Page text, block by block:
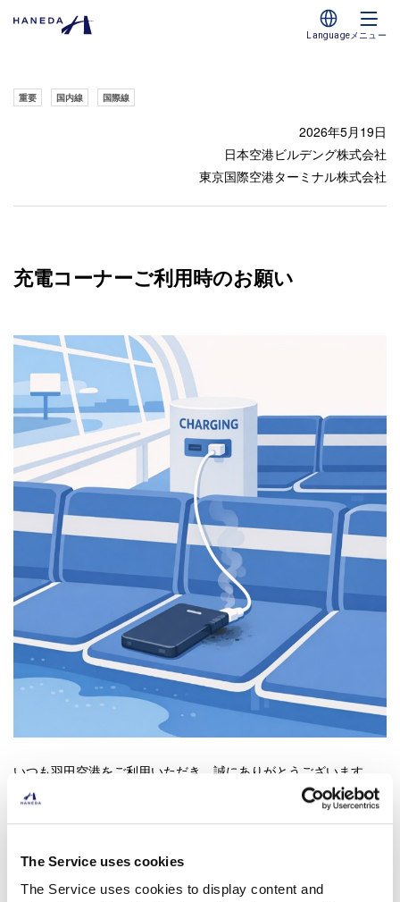
The Service uses cookies
The Service uses cookies to display content and
Language メニュー
重要 国内線 国際線
2026年5月19日
日本空港ビルデング株式会社
東京国際空港ターミナル株式会社
充電コーナーご利用時のお願い
いつも羽田空港をご利用いただき、誠にありがとうございます。
電気火災防止のため、充電コーナーにて充電中の電子機器からは
理解とご協力をお願いいたします。